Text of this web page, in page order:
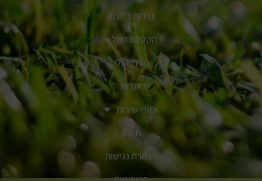
גדרות במבוק
הקטלוג המלא
מגזין הולי
אודות
אזורי שירות
תקנון
הצהרת נגישות